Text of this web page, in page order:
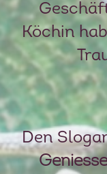
Köchin
Den